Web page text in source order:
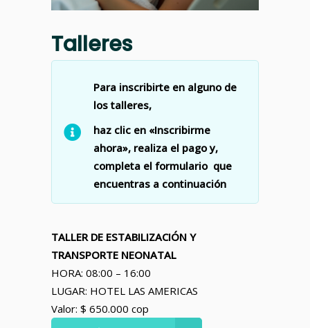
Talleres
Para inscribirte en alguno de
los talleres,
haz clic en «Inscribirme
ahora», realiza el pago y,
completa el formulario que
encuentras a continuación
TALLER DE ESTABILIZACIÓN Y
TRANSPORTE NEONATAL
HORA: 08:00 – 16:00
LUGAR: HOTEL LAS AMERICAS
Valor: $ 650.000 cop